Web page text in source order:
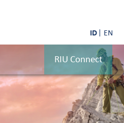
ID EN
RIU Connect